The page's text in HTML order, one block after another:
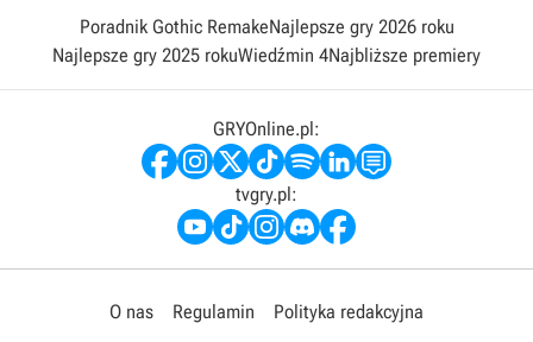
Poradnik Gothic RemakeNajlepsze gry 2026 roku
Najlepsze gry 2025 rokuWiedźmin 4Najbliższe premiery
GRYOnline.pl:
tvgry.pl:
O nas Regulamin
Polityka redakcyjna